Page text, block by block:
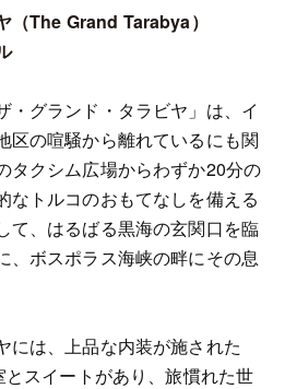
（The Grand Tarabya）
・グランド・タラビヤ」は、イ
区の喧騒から離れているにも関
タクシム広場からわずか20分の
なトルコのおもてなしを備える
て、はるばる黒海の玄関口を臨
、ボスポラス海峡の畔にその息
には、上品な内装が施された
スイートがあり、旅慣れた世